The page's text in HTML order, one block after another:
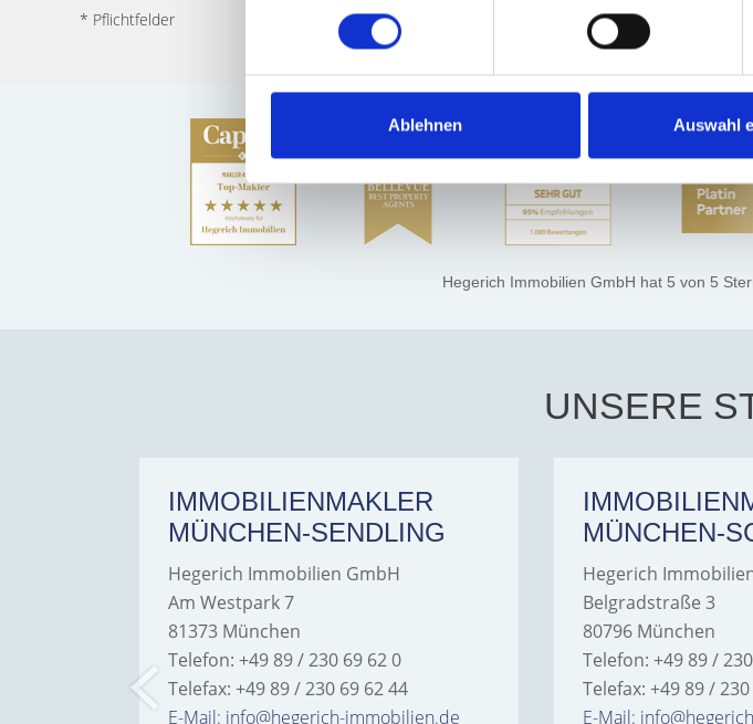
Ablehnen Auswahl
* Pflichtfelder
Hegerich Immobilien GmbH hat 5 von 5
UNSERE
IMMOBILIENMAKLER
MÜNCHEN-SENDLING
Hegerich Immobilien GmbH
Am Westpark 7
81373 München
Telefon: +49 89 / 230 69 62 0
Telefax: +49 89 / 230 69 62 44
E-Mail: info@hegerich-immobilien.de
MÜNCHEN-
Hegerich
Belgradstraße 3
80796 München
Telefon: +49 89 /
Telefax: +49 89 /
E-Mail: